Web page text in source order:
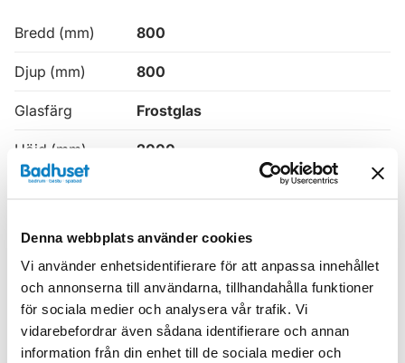
Denna webbplats använder cookies
Vi använder enhetsidentifierare för att anpassa innehållet
och annonserna till användarna, tillhandahålla funktioner
för sociala medier och analysera vår trafik. Vi
vidarebefordrar även sådana identifierare och annan
information från din enhet till de sociala medier och
Bredd (mm) 800
Djup (mm) 800
Glasfärg Frostglas
Höjd (mm) 2000
Produkttyp
Tjocklek 6
Utförande Mattsvarta profiler
Utrustad med Tätnings- och magnetlister